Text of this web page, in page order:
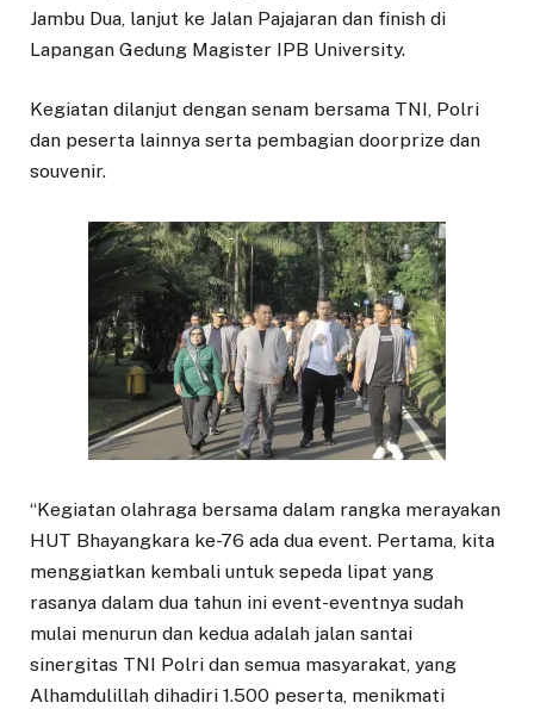
Jambu Dua, lanjut ke Jalan Pajajaran dan finish di
Lapangan Gedung Magister IPB University.
Kegiatan dilanjut dengan senam bersama TNI, Polri
dan peserta lainnya serta pembagian doorprize dan
souvenir.
“Kegiatan olahraga bersama dalam rangka merayakan
HUT Bhayangkara ke-76 ada dua event. Pertama, kita
menggiatkan kembali untuk sepeda lipat yang
rasanya dalam dua tahun ini event-eventnya sudah
mulai menurun dan kedua adalah jalan santai
sinergitas TNI Polri dan semua masyarakat, yang
Alhamdulillah dihadiri 1.500 peserta, menikmati